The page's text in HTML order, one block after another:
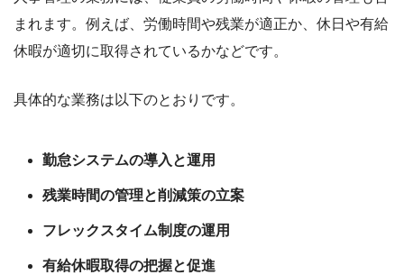
まれます。例えば、労働時間や残業が適正か、休日や有給
休暇が適切に取得されているかなどです。
具体的な業務は以下のとおりです。
勤怠システムの導入と運用
残業時間の管理と削減策の立案
フレックスタイム制度の運用
有給休暇取得の把握と促進